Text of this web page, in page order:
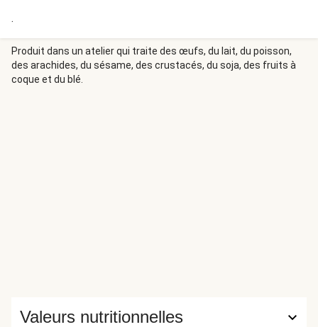
.
Produit dans un atelier qui traite des œufs, du lait, du poisson,
des arachides, du sésame, des crustacés, du soja, des fruits à
coque et du blé.
Valeurs nutritionnelles